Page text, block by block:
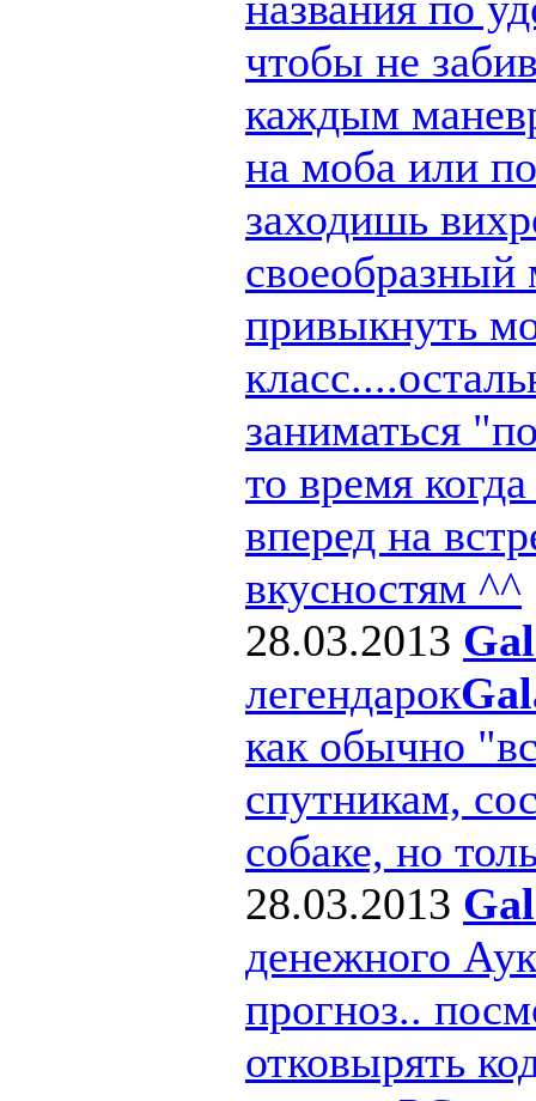
чтобы не
каждым
на моба или
заходишь
своеобразный
привыкнуть
заниматься
то время
вперед на
вкусностям ^^
28.03.2013
легендарок
как обычно
спутникам,
собаке, но
28.03.2013
денежного
прогноз..
отковырять